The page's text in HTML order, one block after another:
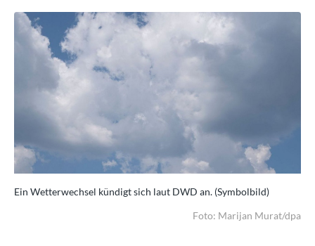
Ein Wetterwechsel kündigt sich laut DWD an. (Symbolbild)
Foto: Marijan Murat/dpa